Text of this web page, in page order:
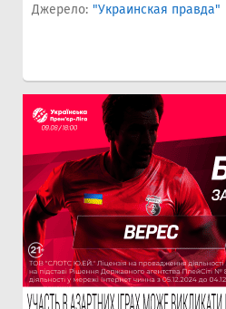
Джерело: "Украинская правда"